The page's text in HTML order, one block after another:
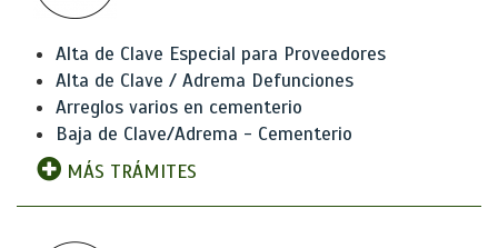
Alta de Clave Especial para Proveedores
Alta de Clave / Adrema Defunciones
Arreglos varios en cementerio
Baja de Clave/Adrema - Cementerio
MÁS TRÁMITES